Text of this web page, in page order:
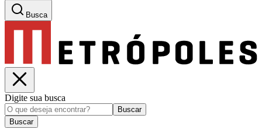
Busca
Digite sua busca
Buscar
Buscar